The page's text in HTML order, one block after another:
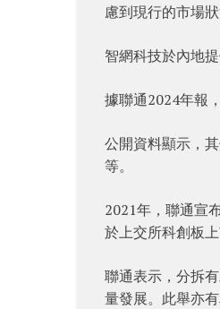
慮到現行的市場
智網科技於內地
據聯通2024年報
公開資料顯示，
等。
2021年，聯通宣
於上交所科創板
聯通表示，分拆
量發展。此舉亦